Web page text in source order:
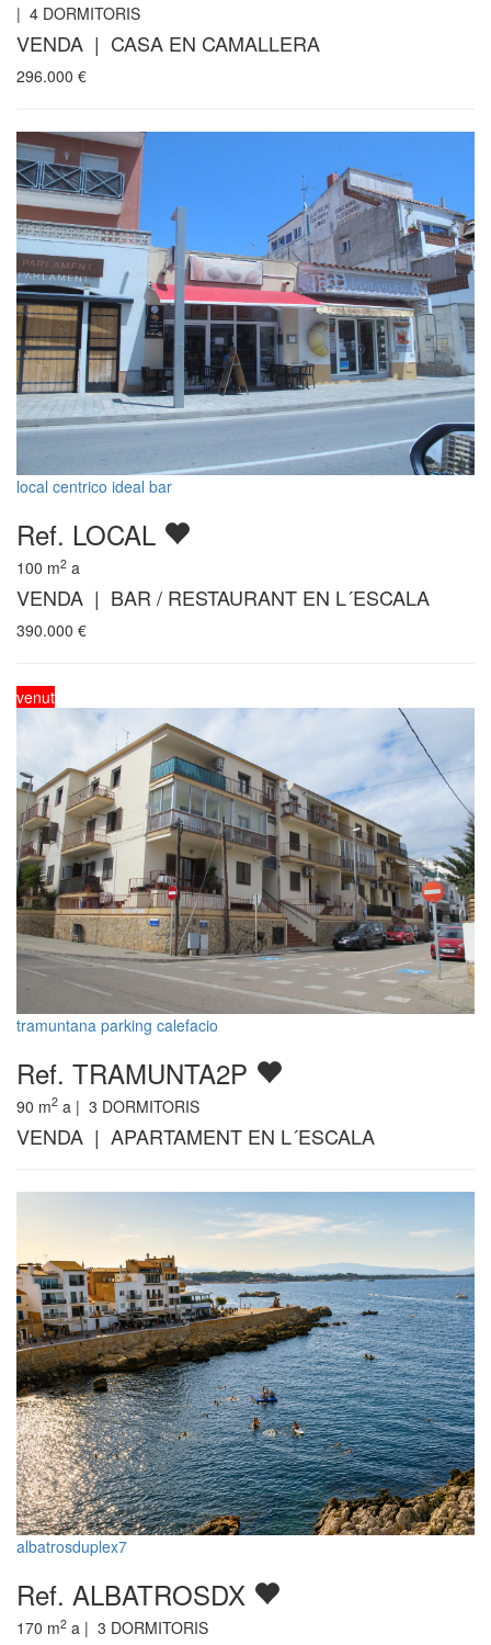
| 4 DORMITORIS
VENDA | CASA EN CAMALLERA
296.000 €
local centrico ideal bar
Ref. LOCAL
100 m2 a
VENDA | BAR / RESTAURANT EN L´ESCALA
390.000 €
venut
tramuntana parking calefacio
Ref. TRAMUNTA2P
90 m2 a | 3 DORMITORIS
VENDA | APARTAMENT EN L´ESCALA
albatrosduplex7
Ref. ALBATROSDX
170 m2 a | 3 DORMITORIS